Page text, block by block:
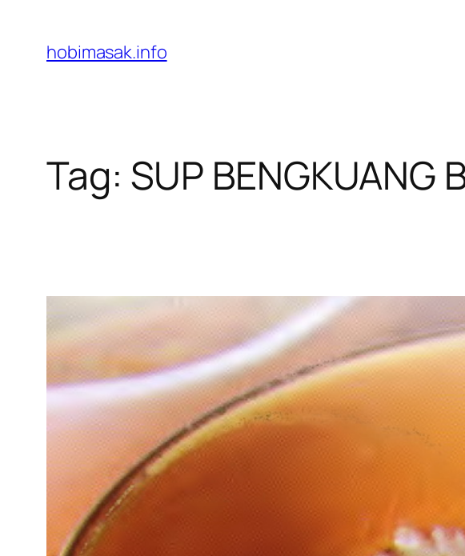
content
hobimasak.info
Tag: SUP BENGKUANG